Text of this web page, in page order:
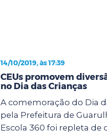
14/10/2019, às 17:39
CEUs promovem
no Dia das Crianças
A comemoração do Dia
pela Prefeitura de
Escola 360 foi repleta de